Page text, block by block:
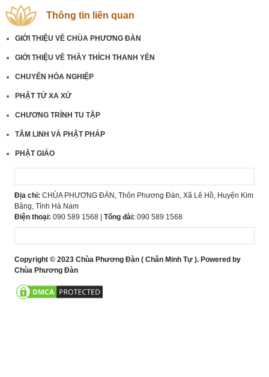
Thông tin liên quan
GIỚI THIỆU VỀ CHÙA PHƯƠNG ĐÀN
GIỚI THIỆU VỀ THẦY THÍCH THANH YÊN
CHUYẾN HÓA NGHIỆP
PHẬT TỬ XA XỨ
CHƯƠNG TRÌNH TU TẬP
TÂM LINH VÀ PHẬT PHÁP
PHẬT GIÁO
Địa chỉ: CHÙA PHƯƠNG ĐÀN, Thôn Phương Đàn, Xã Lê Hồ, Huyện Kim
Bảng, Tỉnh Hà Nam
Điện thoại: 090 589 1568 | Tổng đài: 090 589 1568
Copyright © 2023 Chùa Phương Đàn ( Chân Minh Tự ). Powered by
Chùa Phương Đàn